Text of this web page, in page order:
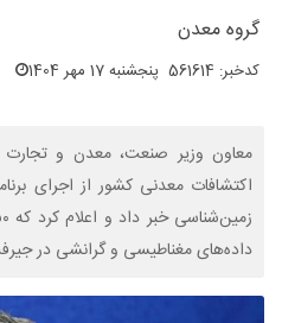
گروه معدن
کدخبر: 561614 پنجشنبه 17 مهر 1404
معاون وزیر صنعت، معدن و
اکتشافات معدنی کشور از اجرای
داده‌های مغناطیسی و گرانشی در